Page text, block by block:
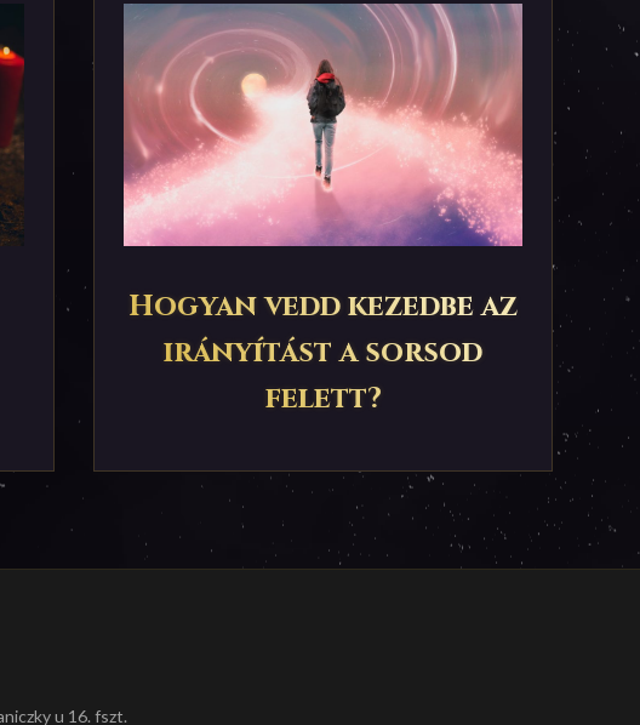
Hogyan vedd kezedbe az
irányítást a sorsod
felett?
u 16. fszt.